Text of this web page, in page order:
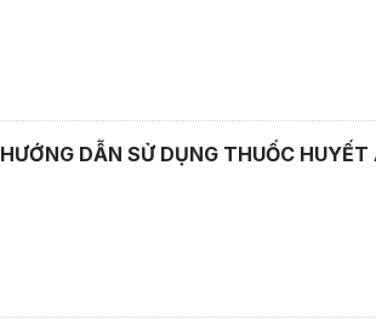
HƯỚNG DẪN SỬ DỤNG THUỐC